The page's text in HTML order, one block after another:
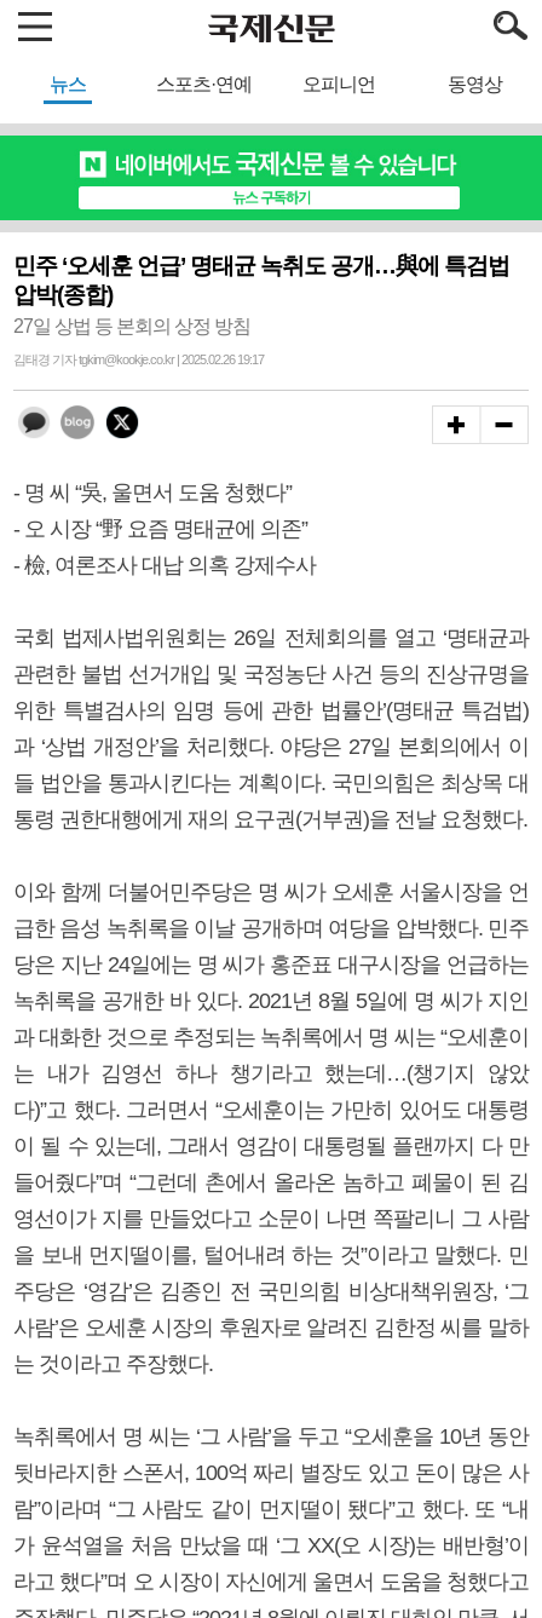
뉴스 스포츠·연예 오피니언 동영상
민주 ‘오세훈 언급’ 명태균 녹취도 공개…與에 특검법
압박(종합)
27일 상법 등 본회의 상정 방침
김태경 기자 tgkim@kookje.co.kr | 2025.02.26 19:17
- 명 씨 “吳, 울면서 도움 청했다”
- 오 시장 “野 요즘 명태균에 의존”
- 檢, 여론조사 대납 의혹 강제수사
국회 법제사법위원회는 26일 전체회의를 열고 ‘명태균과
관련한 불법 선거개입 및 국정농단 사건 등의 진상규명을
위한 특별검사의 임명 등에 관한 법률안’(명태균 특검법)
과 ‘상법 개정안’을 처리했다. 야당은 27일 본회의에서 이
들 법안을 통과시킨다는 계획이다. 국민의힘은 최상목 대
통령 권한대행에게 재의 요구권(거부권)을 전날 요청했다.
이와 함께 더불어민주당은 명 씨가 오세훈 서울시장을 언
급한 음성 녹취록을 이날 공개하며 여당을 압박했다. 민주
당은 지난 24일에는 명 씨가 홍준표 대구시장을 언급하는
녹취록을 공개한 바 있다. 2021년 8월 5일에 명 씨가 지인
과 대화한 것으로 추정되는 녹취록에서 명 씨는 “오세훈이
는 내가 김영선 하나 챙기라고 했는데…(챙기지 않았
다)”고 했다. 그러면서 “오세훈이는 가만히 있어도 대통령
이 될 수 있는데, 그래서 영감이 대통령될 플랜까지 다 만
들어줬다”며 “그런데 촌에서 올라온 놈하고 폐물이 된 김
영선이가 지를 만들었다고 소문이 나면 쪽팔리니 그 사람
을 보내 먼지떨이를, 털어내려 하는 것”이라고 말했다. 민
주당은 ‘영감’은 김종인 전 국민의힘 비상대책위원장, ‘그
사람’은 오세훈 시장의 후원자로 알려진 김한정 씨를 말하
는 것이라고 주장했다.
녹취록에서 명 씨는 ‘그 사람’을 두고 “오세훈을 10년 동안
뒷바라지한 스폰서, 100억 짜리 별장도 있고 돈이 많은 사
람”이라며 “그 사람도 같이 먼지떨이 됐다”고 했다. 또 “내
가 윤석열을 처음 만났을 때 ‘그 XX(오 시장)는 배반형’이
라고 했다”며 오 시장이 자신에게 울면서 도움을 청했다고